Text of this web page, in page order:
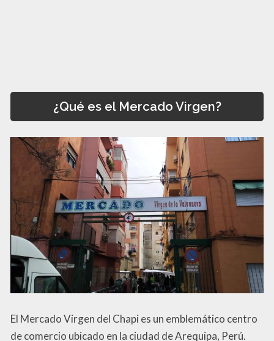
¿Qué es el Mercado Virgen?
El Mercado Virgen del Chapi es un emblemático centro
de comercio ubicado en la ciudad de Arequipa, Perú.